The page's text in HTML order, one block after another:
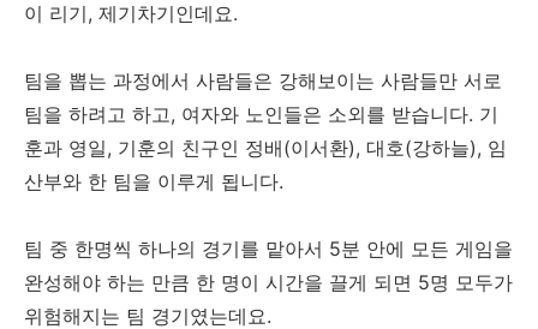
이 리기, 제기차기인데요.
팀을 뽑는 과정에서 사람들은 강해보이는 사람들만 서로
팀을 하려고 하고, 여자와 노인들은 소외를 받습니다. 기
훈과 영일, 기훈의 친구인 정배(이서환), 대호(강하늘), 임
산부와 한 팀을 이루게 됩니다.
팀 중 한명씩 하나의 경기를 맡아서 5분 안에 모든 게임을
완성해야 하는 만큼 한 명이 시간을 끌게 되면 5명 모두가
위험해지는 팀 경기였는데요.